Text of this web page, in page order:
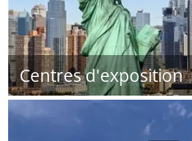
Centres d'exposition